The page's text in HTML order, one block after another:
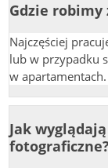
Gdzie robimy
Najczęściej
lub w przypadku
w apartamentach.
Jak
fotograficzne?